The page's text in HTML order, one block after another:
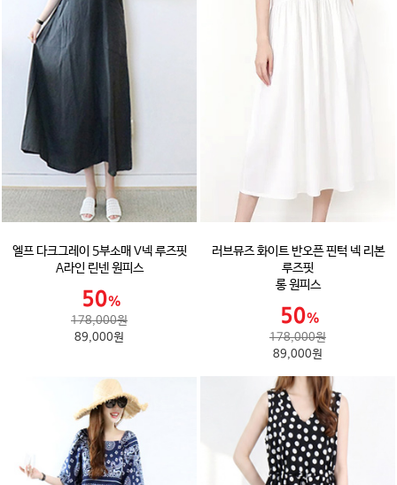
엘프 다크그레이 5부소매 V넥 루즈핏
A라인 린넨 원피스
178,000원
89,000원
러브뮤즈 화이트 반오픈 핀턱 넥 리본
루즈핏
롱 원피스
178,000원
89,000원